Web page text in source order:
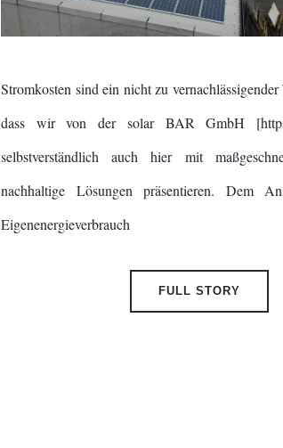
Stromkosten sind ein nicht zu
dass wir von der solar BAR GmbH
selbstverständlich auch hier mit
nachhaltige Lösungen präsentieren. Dem
Eigenenergieverbrauch
FULL STORY